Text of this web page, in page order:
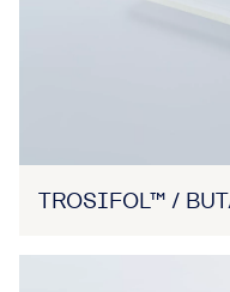
TROSIFOL™ /